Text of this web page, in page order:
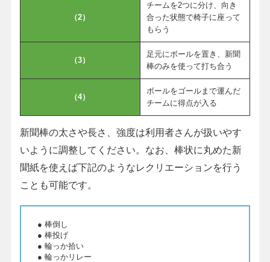
（2）
チームを2つに分け、向き
合った状態で椅子に座って
もらう
（3）
足元にボールを置き、新聞
棒のみを使って打ち合う
（4）
ボールをゴールまで運んだ
チームに得点が入る
新聞棒の太さや長さ、強度は利用者さんが扱いやす
いように調整してください。なお、棒状に丸めた新
聞紙を使えば下記のようなレクリエーションを行う
ことも可能です。
● 棒倒し
● 棒投げ
● 輪っか拾い
● 輪っかリレー